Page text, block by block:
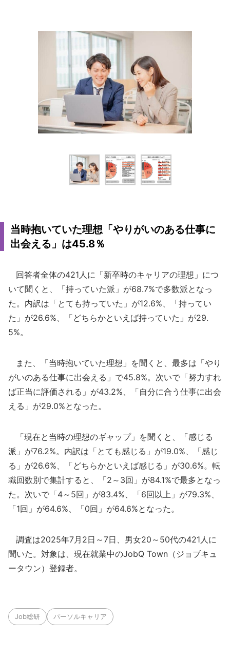
当時抱いていた理想「やりがいのある仕事に
出会える」は45.8％
回答者全体の421人に「新卒時のキャリアの理想」につ
いて聞くと、「持っていた派」が68.7%で多数派となっ
た。内訳は「とても持っていた」が12.6%、「持ってい
た」が26.6%、「どちらかといえば持っていた」が29.
5%。
また、「当時抱いていた理想」を聞くと、最多は「やり
がいのある仕事に出会える」で45.8%。次いで「努力すれ
ば正当に評価される」が43.2%、「自分に合う仕事に出会
える」が29.0%となった。
「現在と当時の理想のギャップ」を聞くと、「感じる
派」が76.2%。内訳は「とても感じる」が19.0%、「感じ
る」が26.6%、「どちらかといえば感じる」が30.6%。転
職回数別で集計すると、「2～3回」が84.1%で最多となっ
た。次いで「4～5回」が83.4%、「6回以上」が79.3%、
「1回」が64.6%、「0回」が64.6%となった。
調査は2025年7月2日～7日、男女20～50代の421人に
聞いた。対象は、現在就業中のJobQ Town（ジョブキュ
ータウン）登録者。
Job総研 パーソルキャリア